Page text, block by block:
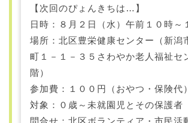
【次回のぴょんきちは…】
日時：８月２日（水）午前１０時～
場所：北区豊栄健康センター（新潟
町１－１－３５さわやか老人福祉セ
階）
参加費：１００円（おやつ・保険代）
対象：０歳～未就園児とその保護者
問合せ：北区ボランティア・市民活